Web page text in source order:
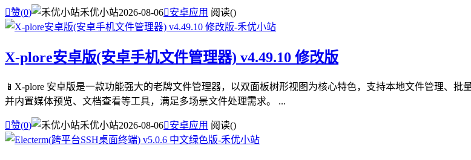
赞(0) 禾优小站2026-08-06安卓应用 阅读()
X-plore安卓版(安卓手机文件管理器) v4.49.10 修改版
📱X-plore 安卓版是一款功能强大的老牌文件管理器，以双面板树形视图为核心特色，支持本地文件管理、批
并内置媒体预览、文档查看等工具，满足多场景文件处理需求。 ...
赞(0) 禾优小站2026-08-06安卓应用 阅读()